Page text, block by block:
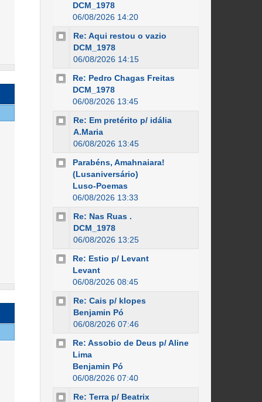
DCM_1978
06/08/2026 14:20
Re: Aqui restou o vazio
DCM_1978
06/08/2026 14:15
Re: Pedro Chagas Freitas
DCM_1978
06/08/2026 13:45
Re: Em pretérito p/ idália
A.Maria
06/08/2026 13:45
Parabéns, Amahnaiara!
(Lusaniversário)
Luso-Poemas
06/08/2026 13:33
Re: Nas Ruas .
DCM_1978
06/08/2026 13:25
Re: Estio p/ Levant
Levant
06/08/2026 08:45
Re: Cais p/ klopes
Benjamin Pó
06/08/2026 07:46
Re: Assobio de Deus p/ Aline
Lima
Benjamin Pó
06/08/2026 07:40
Re: Terra p/ Beatrix